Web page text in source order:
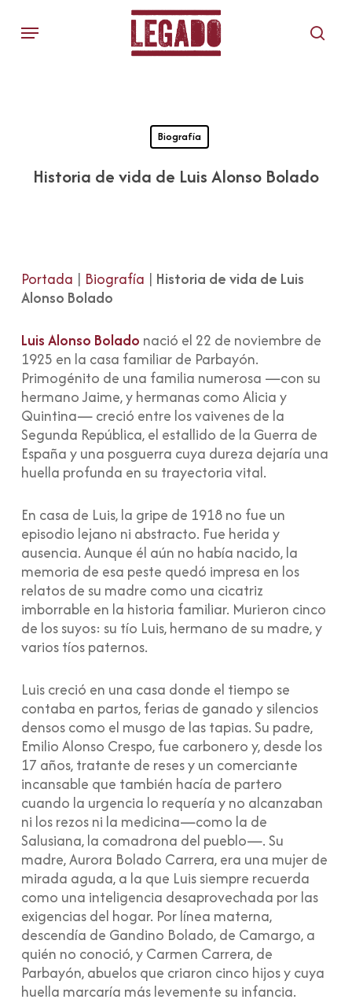
Menu
Biografía
Historia de vida de Luis Alonso Bolado
Portada | Biografía | Historia de vida de Luis
Alonso Bolado
Luis Alonso Bolado nació el 22 de noviembre de
1925 en la casa familiar de Parbayón.
Primogénito de una familia numerosa —con su
hermano Jaime, y hermanas como Alicia y
Quintina— creció entre los vaivenes de la
Segunda República, el estallido de la Guerra de
España y una posguerra cuya dureza dejaría una
huella profunda en su trayectoria vital.
En casa de Luis, la gripe de 1918 no fue un
episodio lejano ni abstracto. Fue herida y
ausencia. Aunque él aún no había nacido, la
memoria de esa peste quedó impresa en los
relatos de su madre como una cicatriz
imborrable en la historia familiar. Murieron cinco
de los suyos: su tío Luis, hermano de su madre, y
varios tíos paternos.
Luis creció en una casa donde el tiempo se
contaba en partos, ferias de ganado y silencios
densos como el musgo de las tapias. Su padre,
Emilio Alonso Crespo, fue carbonero y, desde los
17 años, tratante de reses y un comerciante
incansable que también hacía de partero
cuando la urgencia lo requería y no alcanzaban
ni los rezos ni la medicina—como la de
Salusiana, la comadrona del pueblo—. Su
madre, Aurora Bolado Carrera, era una mujer de
mirada aguda, a la que Luis siempre recuerda
como una inteligencia desaprovechada por las
exigencias del hogar. Por línea materna,
descendía de Gandino Bolado, de Camargo, a
quién no conoció, y Carmen Carrera, de
Parbayón, abuelos que criaron cinco hijos y cuya
huella marcaría más levemente su infancia.